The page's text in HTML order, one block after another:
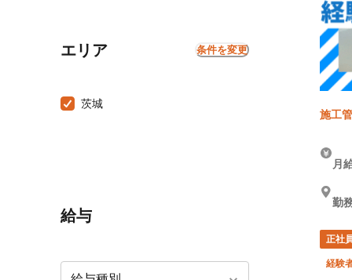
エリア 条件を変更
茨城
給与
施工
月
勤
正社
経験